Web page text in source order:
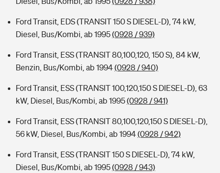
Ford Transit, EDS (TRANSIT 150 S DIESEL-D), 74 kW,
Diesel, Bus/Kombi, ab 1995(0928 / 939)
Ford Transit, ESS (TRANSIT 80,100,120, 150 S), 84 kW,
Benzin, Bus/Kombi, ab 1994(0928 / 940)
Ford Transit, ESS (TRANSIT 100,120,150 S DIESEL-D), 63
kW, Diesel, Bus/Kombi, ab 1995(0928 / 941)
Ford Transit, ESS (TRANSIT 80,100,120,150 S DIESEL-D),
56 kW, Diesel, Bus/Kombi, ab 1994(0928 / 942)
Ford Transit, ESS (TRANSIT 150 S DIESEL-D), 74 kW,
Diesel, Bus/Kombi, ab 1995(0928 / 943)